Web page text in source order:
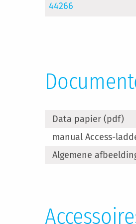
44266
Data papier (pdf)
manual Access-
Algemene